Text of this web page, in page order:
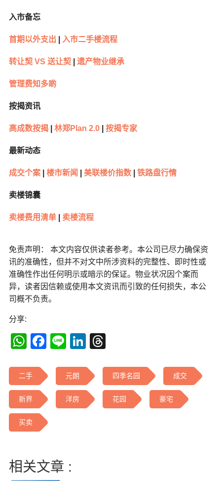
入市备忘
首期以外支出 入市二手楼流程
转让契VS 送让契| 遗产物业继承
管理费知多啲
按揭资讯
高成数按揭| 林郑Plan 2.0| 按揭专家
最新动态
成交个案| 楼市新闻 美联楼价指数| 铁路盘行情
卖楼锦囊
卖楼费用清单| 卖楼流程
免责声明： 本文内容仅供读者参考。本公司已尽力确保资
讯的准确性，但并不对文中所涉资料的完整性、即时性或
准确性作出任何明示或暗示的保证。物业状况因个案而
异，读者因信赖或使用本文资讯而引致的任何损失，本公
司概不负责。
分享:
WhatsApp
Facebook
LineLinkedIn
二手 元朗 四季名园 成交
新界 洋房 花园 豪宅
买卖
相关文章 :